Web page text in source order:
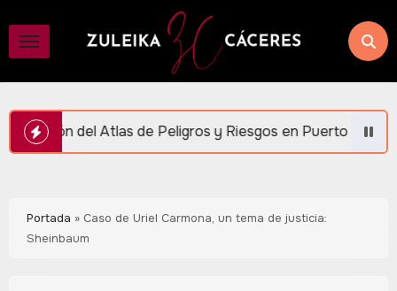
contenido
y Riesgos en Puerto Morelos Participa
Portada » Caso de Uriel Carmona, un tema de justicia:
Sheinbaum